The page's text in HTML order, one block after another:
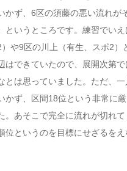
かず、6区の須藤の悪い流れが
というところです。練習でい
）や9区の川上（有生、スポ2）
はできていたので、展開次第
とは思っていました。ただ、一
かず、区間18位という非常に
。あそこで完全に流れが切れ
位というのを目標にせざるを